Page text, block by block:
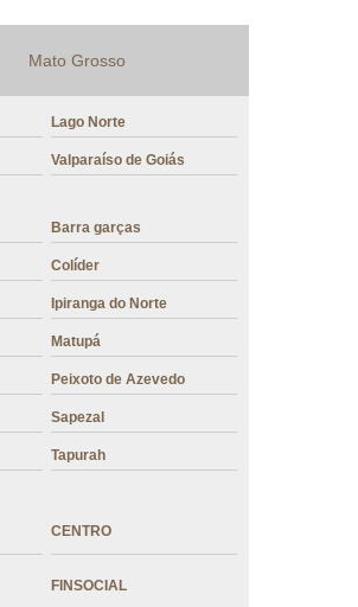
Mato Grosso
Lago Norte
Valparaíso de Goiás
Barra garças
Colíder
Ipiranga do Norte
Matupá
Peixoto de Azevedo
Sapezal
Tapurah
CENTRO
FINSOCIAL